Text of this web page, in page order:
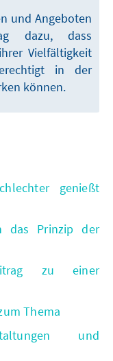
und Angeboten
dazu, dass
Vielfältigkeit
in der
können.
genießt
das Prinzip der
zu einer
Thema
und